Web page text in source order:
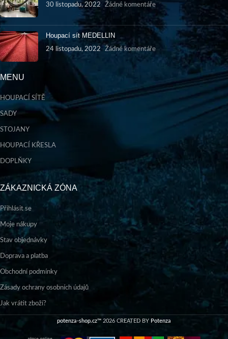
30 listopadu, 2022 Žádné komentáře
Houpací sít MEDELLIN
24 listopadu, 2022 Žádné komentáře
MENU
HOUPACÍ SÍTĚ
SADY
STOJANY
HOUPACÍ KŘESLA
DOPLŇKY
ZÁKAZNICKÁ ZÓNA
Přihlásit se
Moje nákupy
Stav objednávky
Doprava a platba
Obchodní podmínky
Zásady ochrany osobních údajů
Jak vrátit zboží?
potenza-shop.cz™ 2026 CREATED BY Potenza